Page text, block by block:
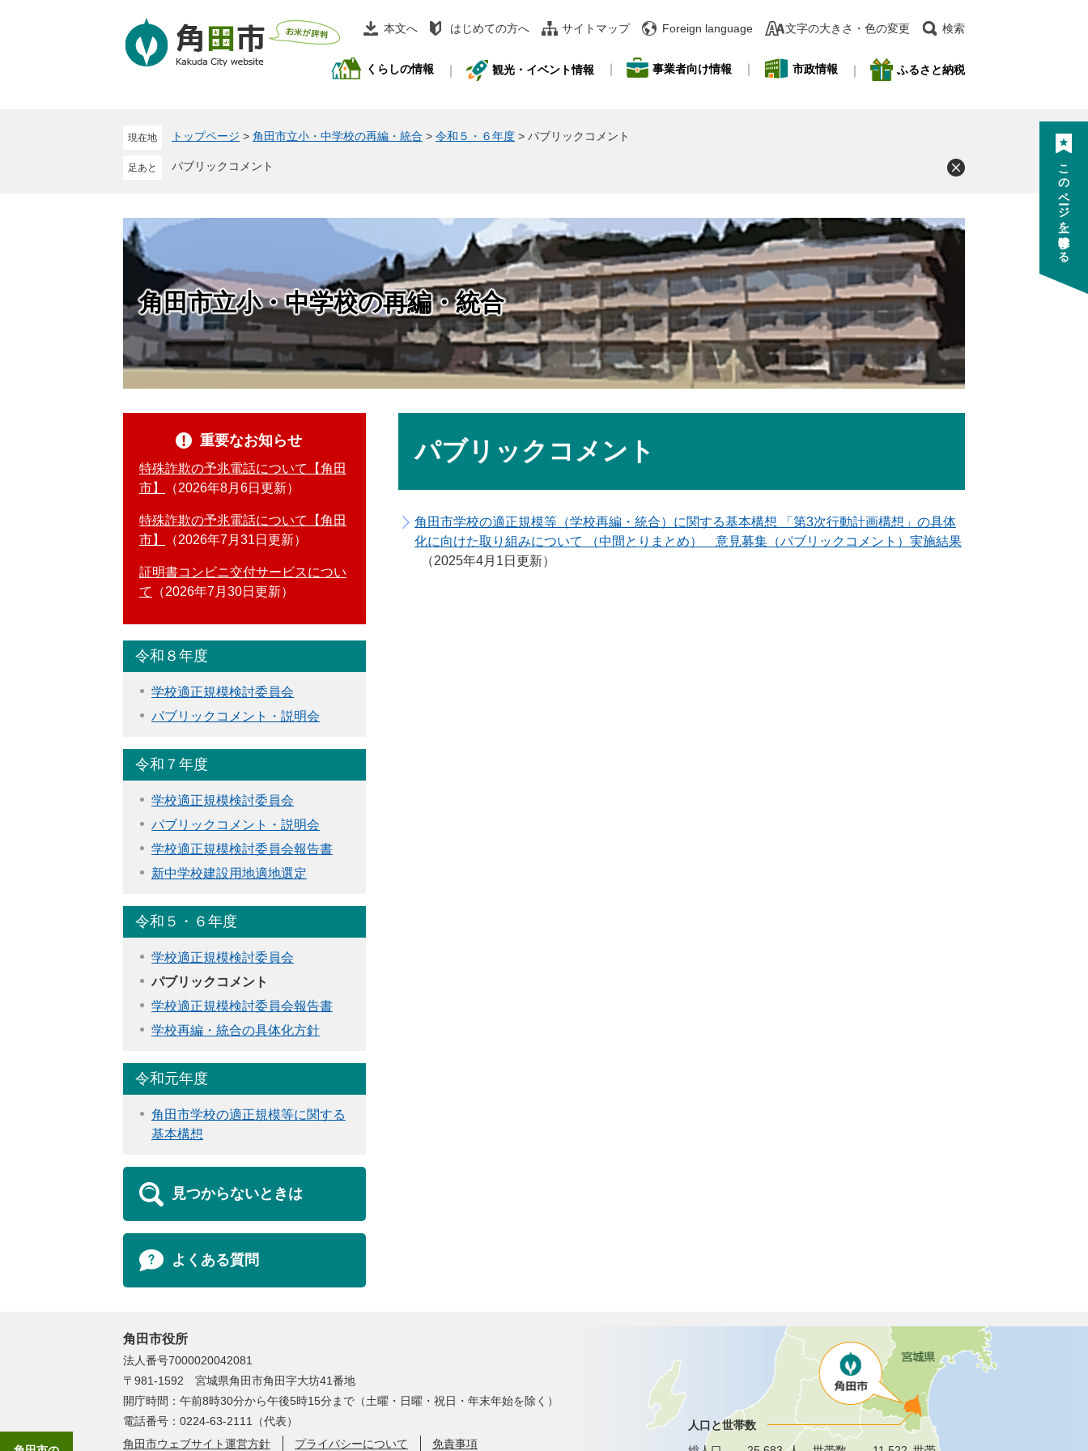
本文へ はじめての方へ サイトマップ Foreign language 文字の大きさ・色の変更 検索
くらしの情報 観光・イベント情報 事業者向け情報 市政情報 ふるさと納税
現在地 トップページ > 角田市立小・中学校の再編・統合 > 令和５・６年度 > パブリックコメント
パブリックコメント
角田市立小・中学校の再編・統合
パブリックコメント
角田市学校の適正規模等（学校再編・統合）に関する基本構想 「第3次行動計画構想」の具体
化に向けた取り組みについて （中間とりまとめ） 意見募集（パブリックコメント）実施結果
2025年4月1日更新
重要なお知らせ
特殊詐欺の予兆電話について【角田
市】
2026年8月6日更新
特殊詐欺の予兆電話について【角田
市】
2026年7月31日更新
証明書コンビニ交付サービスについ
て
2026年7月30日更新
令和８年度
学校適正規模検討委員会
パブリックコメント・説明会
令和７年度
学校適正規模検討委員会
パブリックコメント・説明会
学校適正規模検討委員会報告書
新中学校建設用地適地選定
令和５・６年度
学校適正規模検討委員会
パブリックコメント
学校適正規模検討委員会報告書
学校再編・統合の具体化方針
令和元年度
角田市学校の適正規模等に関する
基本構想
見つからないときは
よくある質問
角田市役所
法人番号7000020042081
〒981-1592 宮城県角田市角田字大坊41番地
開庁時間：午前8時30分から午後5時15分まで（土曜・日曜・祝日・年末年始を除く）
電話番号：0224-63-2111（代表）
角田市ウェブサイト運営方針
プライバシーについて 免責事項
人口と世帯数
このページを一時保存する